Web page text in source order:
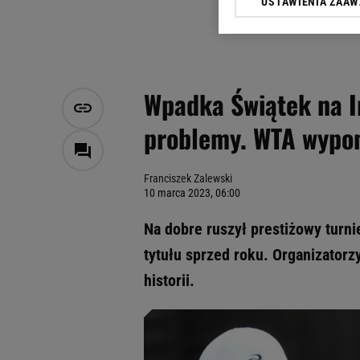
Wpadka Świątek na
problemy. WTA
Franciszek Zalewski
10 marca 2023, 06:00
Na dobre ruszył prestiżowy
tytułu sprzed roku.
historii.
Klikając „Akceptuję”
Zaufanych Partnerów i
My, nasi Zaufani
Użycie dokładnych
Przechowywanie